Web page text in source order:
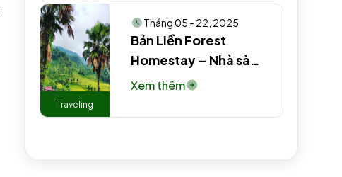
Traveling
Tháng 05 - 22, 2025
Bản Liền Forest
Homestay – Nhà sàn
truyền thống người
Xem thêm